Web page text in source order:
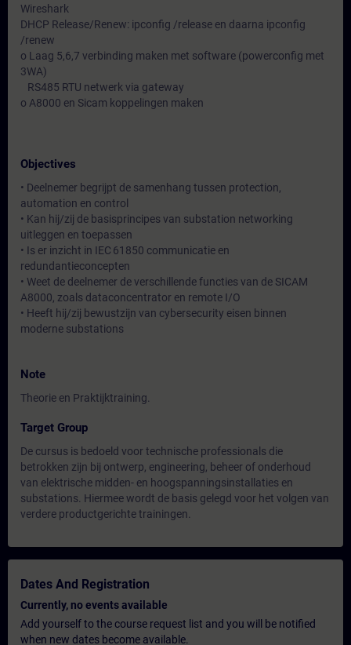
Wireshark
DHCP Release/Renew: ipconfig /release en daarna ipconfig
/renew
o Laag 5,6,7 verbinding maken met software (powerconfig met
3WA)
RS485 RTU netwerk via gateway
o A8000 en Sicam koppelingen maken
Objectives
• Deelnemer begrijpt de samenhang tussen protection,
automation en control
• Kan hij/zij de basisprincipes van substation networking
uitleggen en toepassen
• Is er inzicht in IEC 61850 communicatie en
redundantieconcepten
• Weet de deelnemer de verschillende functies van de SICAM
A8000, zoals dataconcentrator en remote I/O
• Heeft hij/zij bewustzijn van cybersecurity eisen binnen
moderne substations
Note
Theorie en Praktijktraining.
Target Group
De cursus is bedoeld voor technische professionals die
betrokken zijn bij ontwerp, engineering, beheer of onderhoud
van elektrische midden- en hoogspanningsinstallaties en
substations. Hiermee wordt de basis gelegd voor het volgen van
verdere productgerichte trainingen.
Dates And Registration
Currently, no events available
Add yourself to the course request list and you will be notified
when new dates become available.